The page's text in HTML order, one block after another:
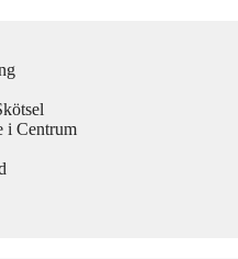
i Centrum